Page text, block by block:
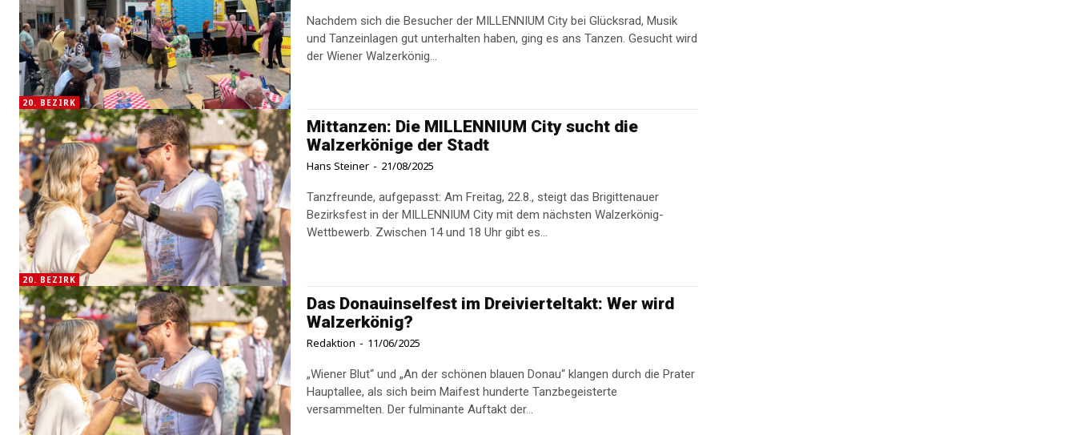
20. BEZIRK
Nachdem sich die Besucher der MILLENNIUM City bei Glücksrad, Musik
und Tanzeinlagen gut unterhalten haben, ging es ans Tanzen. Gesucht wird
der Wiener Walzerkönig...
20. BEZIRK
Mittanzen: Die MILLENNIUM City sucht die
Walzerkönige der Stadt
Hans Steiner - 21/08/2025
Tanzfreunde, aufgepasst: Am Freitag, 22.8., steigt das Brigittenauer
Bezirksfest in der MILLENNIUM City mit dem nächsten Walzerkönig-
Wettbewerb. Zwischen 14 und 18 Uhr gibt es...
Das Donauinselfest im Dreivierteltakt: Wer wird
Walzerkönig?
Redaktion - 11/06/2025
„Wiener Blut“ und „An der schönen blauen Donau“ klangen durch die Prater
Hauptallee, als sich beim Maifest hunderte Tanzbegeisterte
versammelten. Der fulminante Auftakt der...